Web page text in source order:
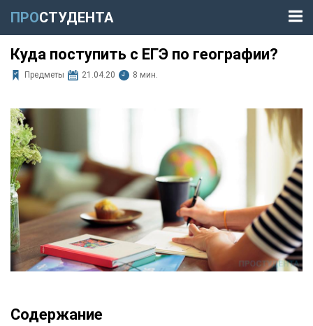
ПРОСТУДЕНТА
Куда поступить с ЕГЭ по географии?
Предметы 21.04.20 8 мин.
Содержание